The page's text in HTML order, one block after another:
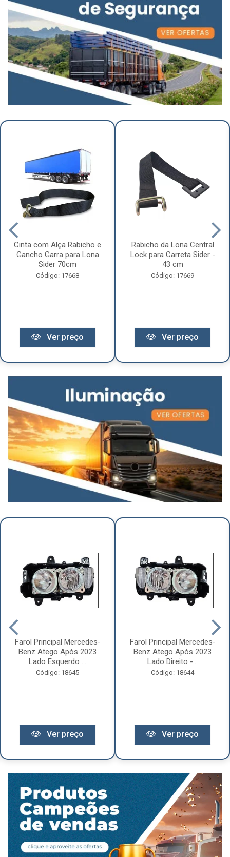
Cinta com Alça Rabicho e
Gancho Garra para Lona
Sider 70cm
Código: 17668
Ver preço
Rabicho da Lona Central
Lock para Carreta Sider -
43 cm
Código: 17669
Ver preço
Farol Principal Mercedes-
Benz Atego Após 2023
Lado Esquerdo ...
Código: 18645
Ver preço
Farol Principal Mercedes-
Benz Atego Após 2023
Lado Direito -...
Código: 18644
Ver preço